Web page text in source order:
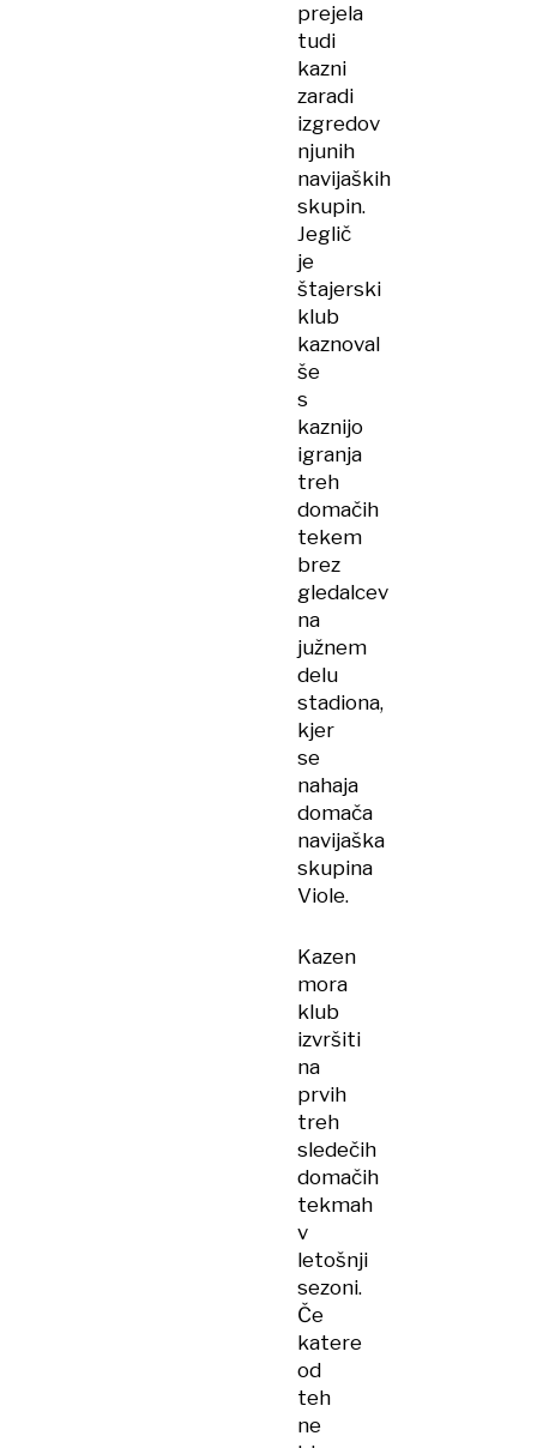
klube
in
šport
prejela
tudi
kazni
zaradi
izgredov
njunih
navijaških
skupin.
Jeglič
je
štajerski
klub
kaznoval
še
s
kaznijo
igranja
treh
domačih
tekem
brez
gledalcev
na
južnem
delu
stadiona,
kjer
se
nahaja
domača
navijaška
skupina
Viole.
Kazen
mora
klub
izvršiti
na
prvih
treh
sledečih
domačih
tekmah
v
letošnji
sezoni.
Če
katere
od
teh
ne